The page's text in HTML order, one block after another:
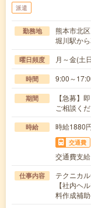
派遣
勤務地
熊本市北区
堀川駅か
曜日頻度 月～金(土
時間 9:00～
期間
【急募】
ご相談くだ
時給 時給1880
交通費
交通費支給
仕事内容
テクニカ
【社内ヘ
料作成補